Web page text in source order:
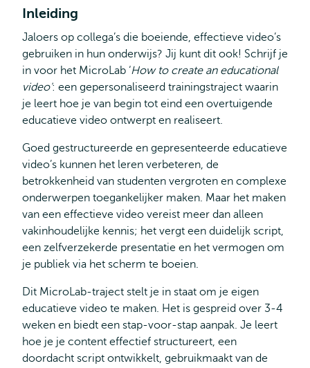
Inleiding
Jaloers op collega’s die boeiende, effectieve video’s
gebruiken in hun onderwijs? Jij kunt dit ook! Schrijf je
in voor het MicroLab ‘How to create an educational
video': een gepersonaliseerd trainingstraject waarin
je leert hoe je van begin tot eind een overtuigende
educatieve video ontwerpt en realiseert.
Goed gestructureerde en gepresenteerde educatieve
video’s kunnen het leren verbeteren, de
betrokkenheid van studenten vergroten en complexe
onderwerpen toegankelijker maken. Maar het maken
van een effectieve video vereist meer dan alleen
vakinhoudelijke kennis; het vergt een duidelijk script,
een zelfverzekerde presentatie en het vermogen om
je publiek via het scherm te boeien.
Dit MicroLab-traject stelt je in staat om je eigen
educatieve video te maken. Het is gespreid over 3-4
weken en biedt een stap-voor-stap aanpak. Je leert
hoe je je content effectief structureert, een
doordacht script ontwikkelt, gebruikmaakt van de